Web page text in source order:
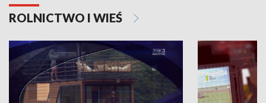
ROLNICTWO I WIEŚ